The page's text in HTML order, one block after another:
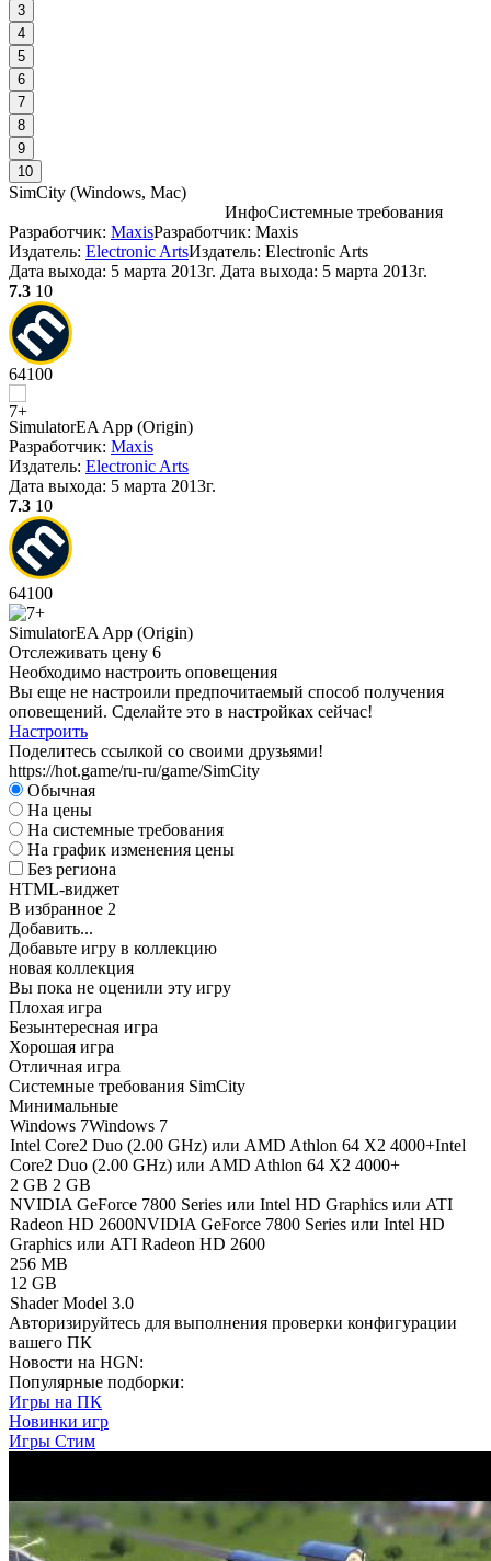
3
4
5
6
7
8
9
10
SimCity (Windows, Mac)
ИнфоСистемные требования
Разработчик: MaxisРазработчик: Maxis
Издатель: Electronic ArtsИздатель: Electronic Arts
Дата выхода: 5 марта 2013г. Дата выхода: 5 марта 2013г.
7.3 10
64100
SimulatorEA App (Origin)
Разработчик: Maxis
Издатель: Electronic Arts
Дата выхода: 5 марта 2013г.
7.3 10
64100
SimulatorEA App (Origin)
Отслеживать цену 6
Необходимо настроить оповещения
Вы еще не настроили предпочитаемый способ получения
оповещений. Сделайте это в настройках сейчас!
Настроить
Поделитесь ссылкой со своими друзьями!
https://hot.game/ru-ru/game/SimCity
Обычная
На цены
На системные требования
На график изменения цены
Без региона
HTML-виджет
В избранное 2
Добавить...
Добавьте игру в коллекцию
новая коллекция
Вы пока не оценили эту игру
Плохая игра
Безынтересная игра
Хорошая игра
Отличная игра
Системные требования SimCity
Минимальные
Windows 7Windows 7
Intel Core2 Duo (2.00 GHz) или AMD Athlon 64 X2 4000+Intel
Core2 Duo (2.00 GHz) или AMD Athlon 64 X2 4000+
2 GB 2 GB
NVIDIA GeForce 7800 Series или Intel HD Graphics или ATI
Radeon HD 2600NVIDIA GeForce 7800 Series или Intel HD
Graphics или ATI Radeon HD 2600
256 MB
12 GB
Shader Model 3.0
Авторизируйтесь для выполнения проверки конфигурации
вашего ПК
Новости на HGN:
Популярные подборки:
Игры на ПК
Новинки игр
Игры Стим